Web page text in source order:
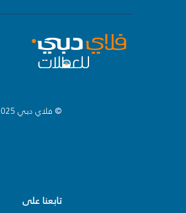
© فلاي دبي 2025. جميع الحقوق محفوظة.
تابعنا على